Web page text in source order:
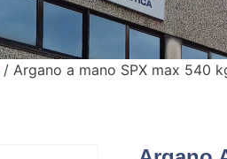
/ Argano a mano SPX max 540